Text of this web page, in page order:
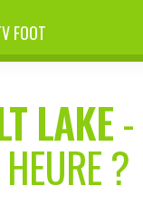
FOOT
LAKE-
?